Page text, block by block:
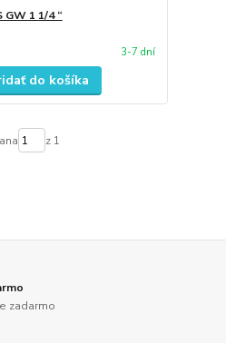
1 1/4 “
3-7 dní
do košíka
z 1
zadarmo